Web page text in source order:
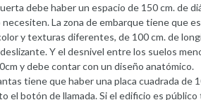
debe haber un espacio de 150 cm. de
La zona de embarque tiene que
y texturas diferentes, de 100 cm. de
Y el desnivel entre los suelos
y debe contar con un diseño anatómico.
tiene que haber una placa cuadrada de
el botón de llamada. Si el edificio es público